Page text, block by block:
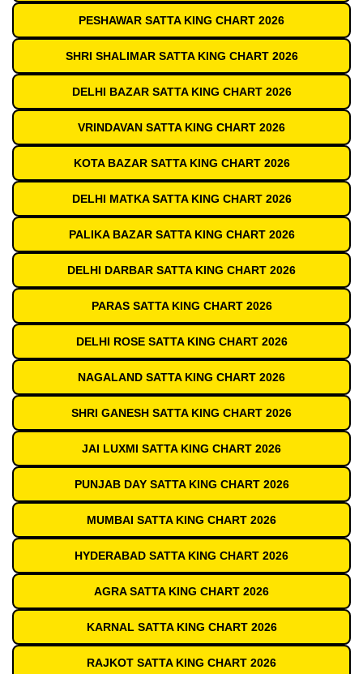
PESHAWAR SATTA KING CHART 2026
SHRI SHALIMAR SATTA KING CHART 2026
DELHI BAZAR SATTA KING CHART 2026
VRINDAVAN SATTA KING CHART 2026
KOTA BAZAR SATTA KING CHART 2026
DELHI MATKA SATTA KING CHART 2026
PALIKA BAZAR SATTA KING CHART 2026
DELHI DARBAR SATTA KING CHART 2026
PARAS SATTA KING CHART 2026
DELHI ROSE SATTA KING CHART 2026
NAGALAND SATTA KING CHART 2026
SHRI GANESH SATTA KING CHART 2026
JAI LUXMI SATTA KING CHART 2026
PUNJAB DAY SATTA KING CHART 2026
MUMBAI SATTA KING CHART 2026
HYDERABAD SATTA KING CHART 2026
AGRA SATTA KING CHART 2026
KARNAL SATTA KING CHART 2026
RAJKOT SATTA KING CHART 2026